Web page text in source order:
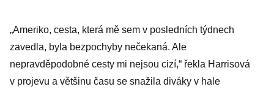
„Ameriko, cesta, která mě sem v posledních týdnech
zavedla, byla bezpochyby nečekaná. Ale
nepravděpodobné cesty mi nejsou cizí,“ řekla Harrisová
v projevu a většinu času se snažila diváky v hale